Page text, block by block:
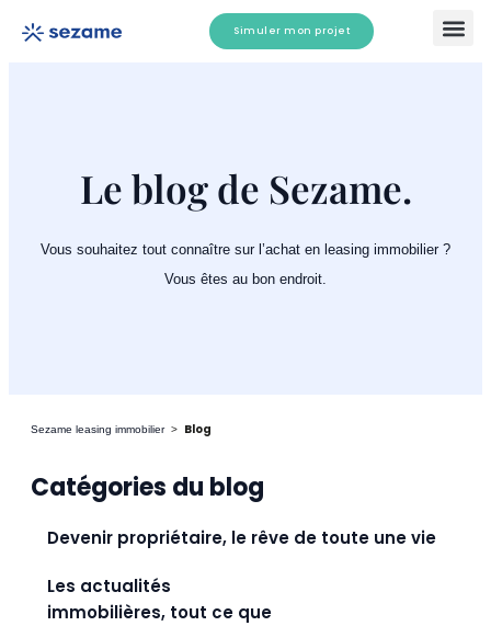
Simuler mon projet
Le blog de Sezame.
Vous souhaitez tout connaître sur l’achat en leasing immobilier ?
Vous êtes au bon endroit.
Sezame leasing immobilier> Blog
Catégories du blog
Devenir propriétaire, le rêve de toute une vie
Les actualités
immobilières, tout ce que